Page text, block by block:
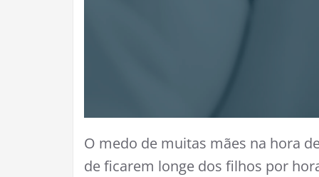
O medo de muitas mães na hora
de ficarem longe dos filhos por